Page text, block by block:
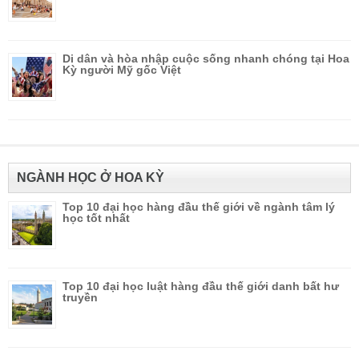
Di dân và hòa nhập cuộc sống nhanh chóng tại Hoa
Kỳ người Mỹ gốc Việt
NGÀNH HỌC Ở HOA KỲ
Top 10 đại học hàng đầu thế giới về ngành tâm lý
học tốt nhất
Top 10 đại học luật hàng đầu thế giới danh bất hư
truyền